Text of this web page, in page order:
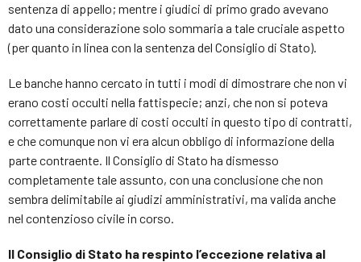
sentenza di appello; mentre i giudici di primo grado avevano
dato una considerazione solo sommaria a tale cruciale aspetto
(per quanto in linea con la sentenza del Consiglio di Stato).
Le banche hanno cercato in tutti i modi di dimostrare che non vi
erano costi occulti nella fattispecie; anzi, che non si poteva
correttamente parlare di costi occulti in questo tipo di contratti,
e che comunque non vi era alcun obbligo di informazione della
parte contraente. Il Consiglio di Stato ha dismesso
completamente tale assunto, con una conclusione che non
sembra delimitabile ai giudizi amministrativi, ma valida anche
nel contenzioso civile in corso.
Il Consiglio di Stato ha respinto l’eccezione relativa al